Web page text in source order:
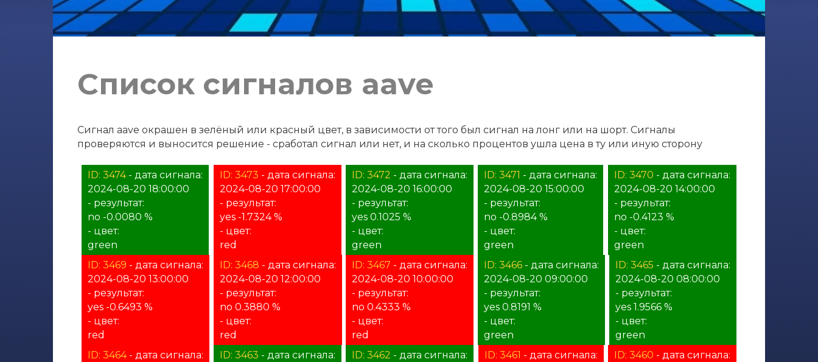
Список сигналов aave
Сигнал aave окрашен в зелёный или красный цвет, в зависимости от того был сигнал на лонг или на шорт. Сигналы
проверяются и выносится решение - сработал сигнал или нет, и на сколько процентов ушла цена в ту или иную сторону
ID: 3474- дата сигнала:
2024-08-20 18:00:00
- результат:
no -0.0080 %
- цвет:
green
ID: 3473 - дата сигнала:
2024-08-20 17:00:00
- результат:
yes -1.7324 %
- цвет:
red
ID: 3472 - дата сигнала:
2024-08-20 16:00:00
- результат:
yes 0.1025 %
- цвет:
green
ID: 3471 - дата сигнала:
2024-08-20 15:00:00
- результат:
no -0.8984 %
- цвет:
green
ID: 3470 - дата сигнала:
2024-08-20 14:00:00
- результат:
no -0.4123 %
- цвет:
green
ID: 3469 - дата сигнала:
2024-08-20 13:00:00
- результат:
yes -0.6493 %
- цвет:
red
ID: 3468 - дата сигнала:
2024-08-20 12:00:00
- результат:
no 0.3880 %
- цвет:
red
ID: 3467 - дата сигнала:
2024-08-20 10:00:00
- результат:
no 0.4333 %
- цвет:
red
ID: 3466 - дата сигнала:
2024-08-20 09:00:00
- результат:
yes 0.8191 %
- цвет:
green
ID: 3465 - дата сигнала:
2024-08-20 08:00:00
- результат:
yes 1.9566 %
- цвет:
green
ID: 3464- дата сигнала:
ID: 3463 - дата сигнала:
ID: 3462 - дата сигнала:
ID: 3461 - дата сигнала:
ID: 3460 - дата сигнала: